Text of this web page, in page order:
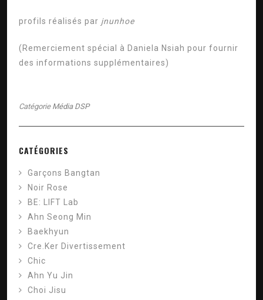
profils réalisés par jnunhoe
(Remerciement spécial à Daniela Nsiah pour fournir
des informations supplémentaires)
Catégorie Média DSP
CATÉGORIES
Garçons Bangtan
Noir Rose
BE: LIFT Lab
Ahn Seong Min
Baekhyun
Cre.Ker Divertissement
Chic
Ahn Yu Jin
Choi Jisu